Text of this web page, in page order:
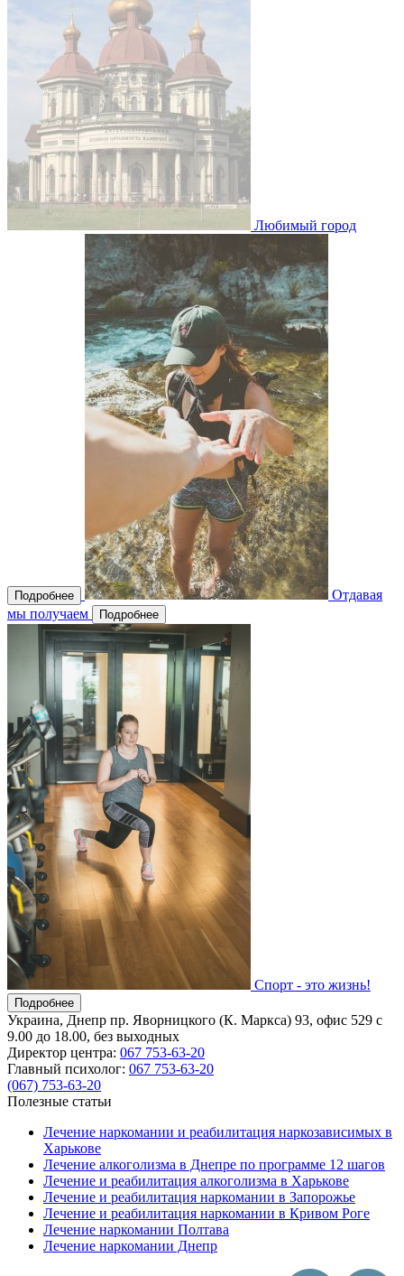
Любимый город
Подробнее
Отдавая
мы получаем
Подробнее
Спорт - это жизнь!
Подробнее
Украина, Днепр пр. Яворницкого (К. Маркса) 93, офис 529 с
9.00 до 18.00, без выходных
Директор центра: 067 753-63-20
Главный психолог: 067 753-63-20
(067) 753-63-20
Полезные статьи
Лечение наркомании и реабилитация наркозависимых в
Харькове
Лечение алкоголизма в Днепре по программе 12 шагов
Лечение и реабилитация алкоголизма в Харькове
Лечение и реабилитация наркомании в Запорожье
Лечение и реабилитация наркомании в Кривом Роге
Лечение наркомании Полтава
Лечение наркомании Днепр